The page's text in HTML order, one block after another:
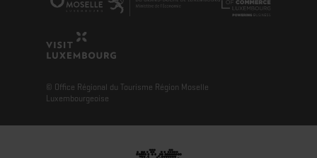
© Office Régional du Tourisme Région Moselle
Luxembourgeoise